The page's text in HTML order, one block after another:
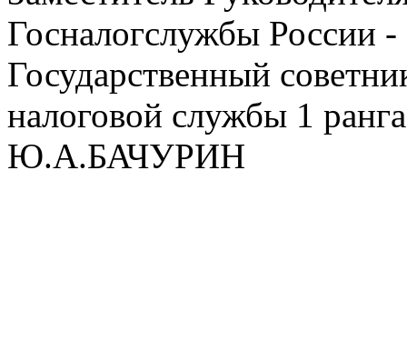
Госналогслужбы России -
Государственный
налоговой службы 1 ранга
Ю.А.БАЧУРИН